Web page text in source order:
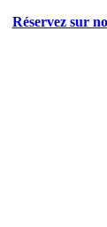
Réservez sur